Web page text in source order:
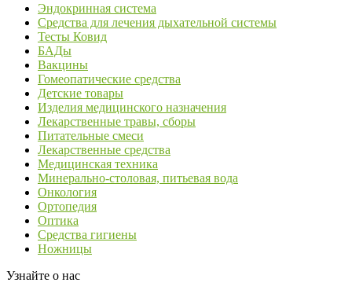
Эндокринная система
Средства для лечения дыхательной системы
Тесты Ковид
БАДы
Вакцины
Гомеопатические средства
Детские товары
Изделия медицинского назначения
Лекарственные травы, сборы
Питательные смеси
Лекарственные средства
Медицинская техника
Минерально-столовая, питьевая вода
Онкология
Ортопедия
Оптика
Средства гигиены
Ножницы
Узнайте о нас